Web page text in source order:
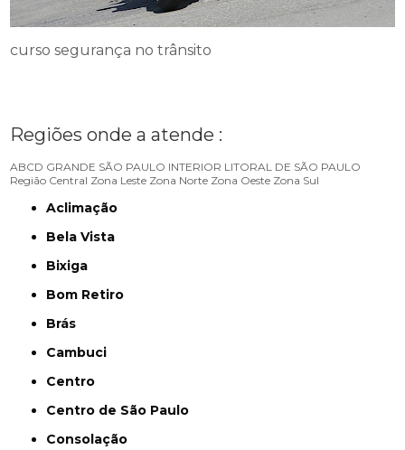
curso segurança no trânsito
Regiões onde a atende :
ABCD GRANDE SÃO PAULO INTERIOR LITORAL DE SÃO PAULO
Região Central Zona Leste Zona Norte Zona Oeste Zona Sul
Aclimação
Bela Vista
Bixiga
Bom Retiro
Brás
Cambuci
Centro
Centro de São Paulo
Consolação